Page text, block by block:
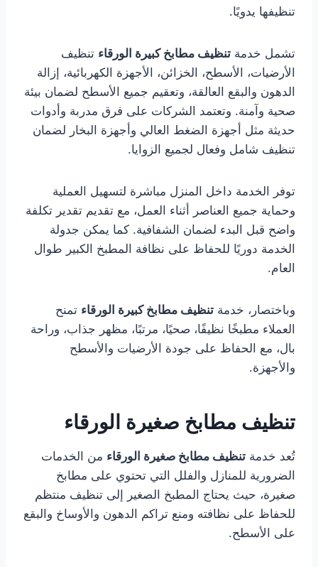
تنظيفها يدويًا.
تشمل خدمة تنظيف مطابخ كبيرة الورقاء تنظيف
الأرضيات، الأسطح، الخزائن، الأجهزة الكهربائية، إزالة
الدهون والبقع العالقة، وتعقيم جميع الأسطح لضمان بيئة
صحية وآمنة. وتعتمد الشركات على فرق مدربة وأدوات
حديثة مثل أجهزة الضغط العالي وأجهزة البخار لضمان
تنظيف شامل وفعال لجميع الزوايا.
توفر الخدمة داخل المنزل مباشرة لتسهيل العملية
وحماية جميع العناصر أثناء العمل، مع تقديم تقدير تكلفة
واضح قبل البدء لضمان الشفافية. كما يمكن جدولة
الخدمة دوريًا للحفاظ على نظافة المطبخ الكبير طوال
العام.
وباختصار، خدمة تنظيف مطابخ كبيرة الورقاء تمنح
العملاء مطبخًا نظيفًا، صحيًا، مرتبًا، مظهر جذاب، وراحة
بال، مع الحفاظ على جودة الأرضيات والأسطح
والأجهزة.
تنظيف مطابخ صغيرة الورقاء
تُعد خدمة تنظيف مطابخ صغيرة الورقاء من الخدمات
الضرورية للمنازل والفلل التي تحتوي على مطابخ
صغيرة، حيث يحتاج المطبخ الصغير إلى تنظيف منتظم
للحفاظ على نظافته ومنع تراكم الدهون والأوساخ والبقع
على الأسطح.